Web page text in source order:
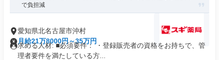
で負担減
愛知県北名古屋市沖村
月給21万8000円～35万円
求める人材: ■必須要件： ・登録販売者の資格をお持ちで、管
理者要件を満たしている方...